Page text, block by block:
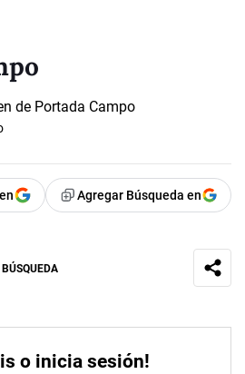
Agregar Búsqueda en
o inicia sesión!